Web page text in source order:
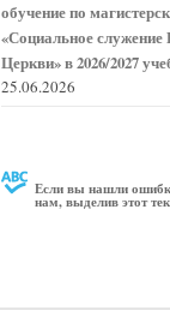
обучение по
«Социальное
Церкви» в 2026/2027
25.06.2026
Если вы нашли
нам, выделив этот